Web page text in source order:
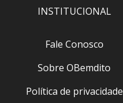
INSTITUCIONAL
Fale Conosco
Sobre OBemdito
Política de privacidade